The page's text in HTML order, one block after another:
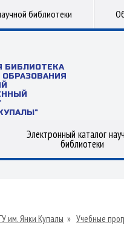
библиотеки
БИБЛИОТЕКА
Электронный каталог
библиотеки
им. Янки Купалы » Учебные